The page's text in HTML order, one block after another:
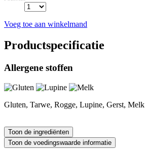
Voeg toe aan winkelmand
Productspecificatie
Allergene stoffen
Gluten, Tarwe, Rogge, Lupine, Gerst, Melk